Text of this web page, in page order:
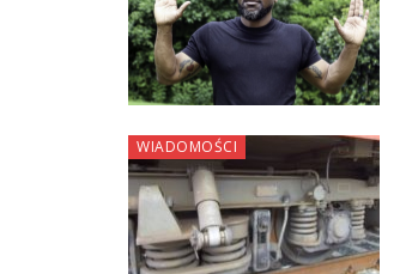
WIADOMOŚCI